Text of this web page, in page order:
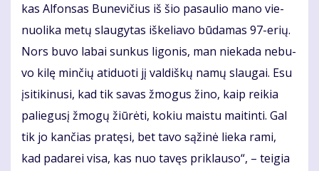
kas Al­fon­sas Bu­ne­vi­čius iš šio pa­sau­lio ma­no vie­
nuo­li­ka me­tų slau­gy­tas iš­ke­lia­vo bū­da­mas 97-erių.
Nors bu­vo la­bai sun­kus li­go­nis, man nie­ka­da ne­bu­
vo ki­lę min­čių ati­duo­ti jį val­diš­kų na­mų slau­gai. Esu
įsi­ti­ki­nu­si, kad tik sa­vas žmo­gus ži­no, kaip rei­kia
pa­lie­gu­sį žmo­gų žiū­rė­ti, ko­kiu mais­tu mai­tin­ti. Gal
tik jo kan­čias pra­tę­si, bet ta­vo są­ži­nė lie­ka ra­mi,
kad pa­da­rei vi­sa, kas nuo ta­vęs pri­klau­so“, – tei­gia